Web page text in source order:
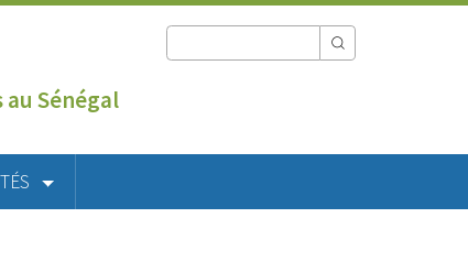
Sénégal